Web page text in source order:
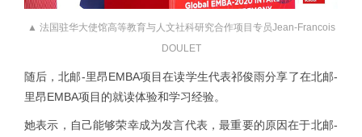
▲ 法国驻华大使馆高等教育与人文社科研究合作项目专员Jean-Francois
DOULET
随后，北邮-里昂EMBA项目在读学生代表祁俊雨分享了在北邮-
里昂EMBA项目的就读体验和学习经验。
她表示，自己能够荣幸成为发言代表，最重要的原因在于北邮-